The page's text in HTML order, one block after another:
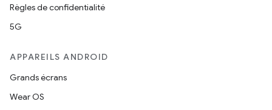
Règles de confidentialité
5G
APPAREILS ANDROID
Grands écrans
Wear OS